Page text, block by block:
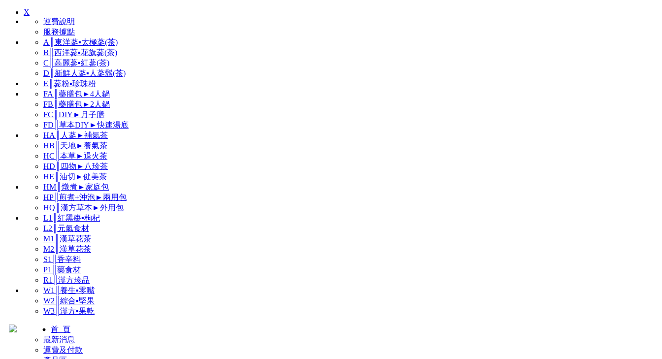
X
運費說明
服務據點
A║東洋蔘▪太極蔘(茶)
B║西洋蔘▪花旗蔘(茶)
C║高麗蔘▪紅蔘(茶)
D║新鮮人蔘▪人蔘鬚(茶)
E║蔘粉▪珍珠粉
FA║藥膳包►4人鍋
FB║藥膳包►2人鍋
FC║DIY►月子膳
FD║草本DIY►快速湯底
HA║人蔘►補氣茶
HB║天地►養氣茶
HC║本草►退火茶
HD║四物►八珍茶
HE║油切►健美茶
HM║燉煮►家庭包
HP║煎煮+沖泡►兩用包
HQ║漢方草本►外用包
L1║紅黑棗▪枸杞
L2║元氣食材
M1║漢草花茶
M2║漢草花茶
S1║香辛料
P1║藥食材
R1║漢方珍品
W1║養生▪零嘴
W2║綜合▪堅果
W3║漢方▪果乾
首 頁
最新消息
運費及付款